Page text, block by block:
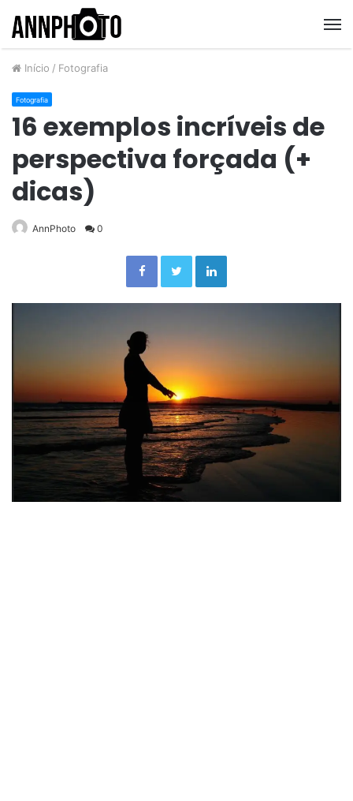
Início / Fotografia
Fotografia
16 exemplos incríveis de
perspectiva forçada (+
dicas)
AnnPhoto 0
FacebookTwitterLinkedin